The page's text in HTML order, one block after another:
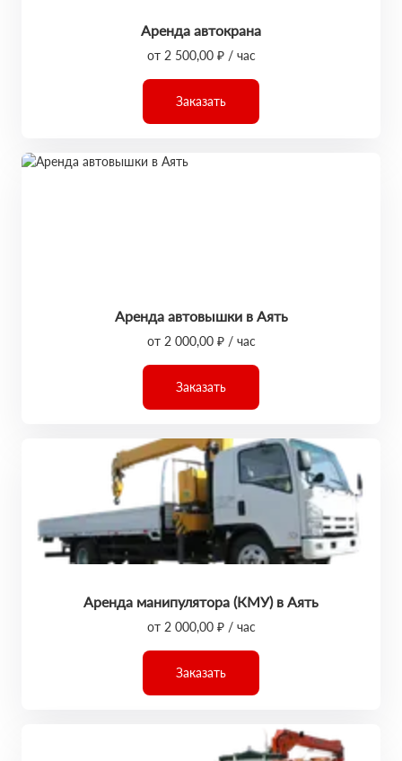
Аренда автокрана
от 2 500,00 ₽ / час
Заказать
Аренда автовышки в Аять
от 2 000,00 ₽ / час
Заказать
Аренда манипулятора (КМУ) в Аять
от 2 000,00 ₽ / час
Заказать